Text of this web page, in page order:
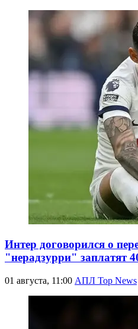
Интер договорился о
"нерадзурри" заплатят
01 августа, 11:00 АПЛ Top News